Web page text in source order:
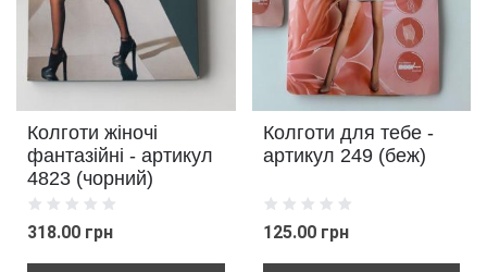
Колготи жіночі
фантазійні - артикул
4823 (чорний)
318.00 грн
Колготи для тебе -
артикул 249 (беж)
125.00 грн